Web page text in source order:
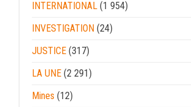
INTERNATIONAL (1 954)
INVESTIGATION (24)
JUSTICE (317)
LA UNE (2 291)
Mines (12)